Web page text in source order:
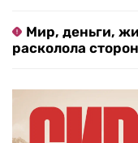
Мир, деньги,
расколола